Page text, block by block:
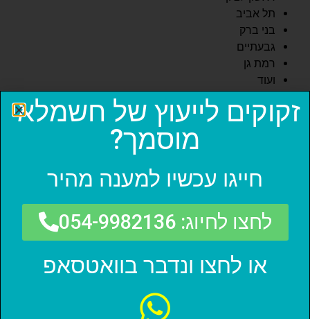
תל אביב
בני ברק
גבעתיים
רמת גן
ועוד
אנו מזמינים אתכם ליהנות משירות מקצועי, אמין ומהיר
במחירים הוגנים!
שרותים נוספים
מפסקים חכמים
החלפת תרמוסטט בדוד חשמל
מערכות בית חכם לעסקים
זקוקים לייעוץ של חשמלאי
מוסמך?
חייגו עכשיו למענה מהיר
לחצו לחיוג: 054-9982136
או לחצו ונדבר בוואטסאפ